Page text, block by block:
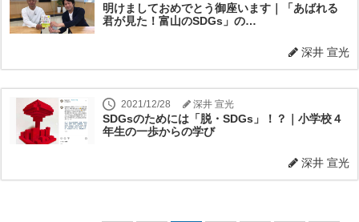
明けましておめでとう御座います｜「あばれる
君が見た！富山のSDGs」の…
深井 宣光
2021/12/28 深井 宣光
SDGsのためには「脱・SDGs」！？｜小学校４
年生の一歩からの学び
深井 宣光